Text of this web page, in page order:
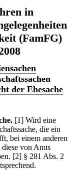
in
(FamFG)
der Ehesache
[1] Wird eine
die ein
bei einem anderen
von Amts
[2] § 281 Abs. 2